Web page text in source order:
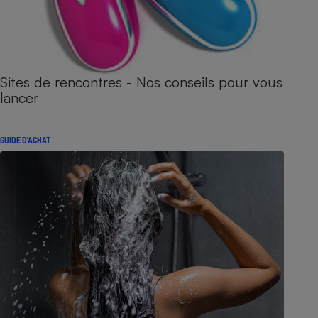
Sites de rencontres - Nos conseils pour vous
lancer
GUIDE D'ACHAT